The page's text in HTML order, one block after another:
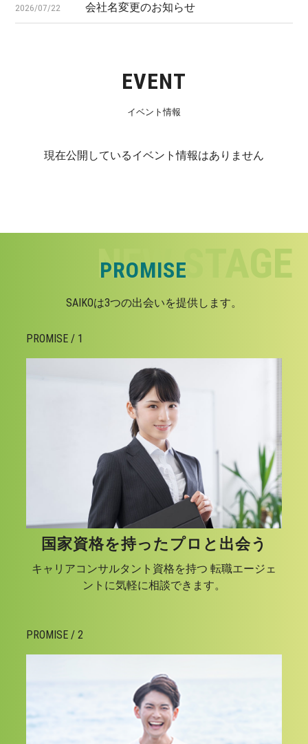
2026/07/22 会社名変更のお知らせ
EVENT
イベント情報
現在公開しているイベント情報はありません
PROMISE
SAIKOは3つの出会いを提供します。
PROMISE / 1
国家資格を持ったプロと出会う
キャリアコンサルタント資格を持つ 転職エージェ
ントに気軽に相談できます。
PROMISE / 2